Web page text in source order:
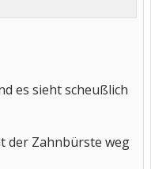
es sieht scheußlich
der Zahnbürste weg